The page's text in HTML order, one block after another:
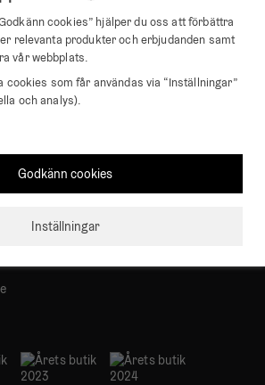
cookies” hjälper du oss att förbättra
relevanta produkter och erbjudanden samt
vår webbplats.
cookies som får användas via “Inställningar”
och analys).
Inställningar
Godkänn cookies
Interior AB